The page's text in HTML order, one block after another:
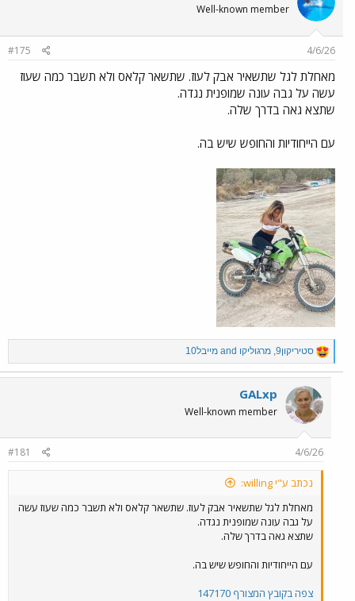
Well-known member
4/6/26
#175
מאחלת לגל שתשאיר אבק לעוז. שתשאר קלאס ולא תשבר כמה שעוז
עשה על גבה עונה שמופנית נגדה.
שתצא גאה בדרך שלה.
עם הייחודיות והחופש שיש בה.
R
e
a
c
t
i
o
n
s
סטיריקון9 מרגוליקו מייבל10
GALxp
Well-known member
4/6/26
#181
נכתב ע"י willing:
מאחלת לגל שתשאיר אבק לעוז. שתשאר קלאס ולא תשבר כמה שעוז עשה
על גבה עונה שמופנית נגדה.
שתצא גאה בדרך שלה.
עם הייחודיות והחופש שיש בה.
צפה בקובץ המצורף 147170